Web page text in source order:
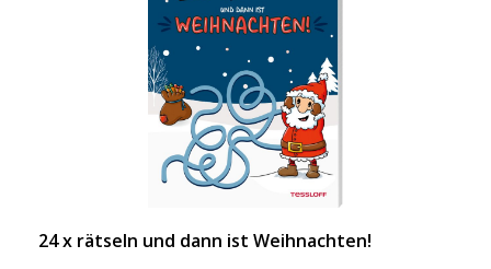
24 x rätseln und dann ist Weihnachten!